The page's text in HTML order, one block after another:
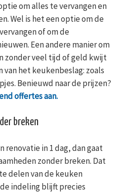
om alles te vervangen en
Wel is het een optie om de
of om de
Een andere manier om
zonder veel tijd of geld kwijt
van het keukenbeslag: zoals
Benieuwd naar de prijzen?
offertes aan.
breken
renovatie in 1 dag, dan gaat
zonder breken. Dat
delen van de keuken
indeling blijft precies